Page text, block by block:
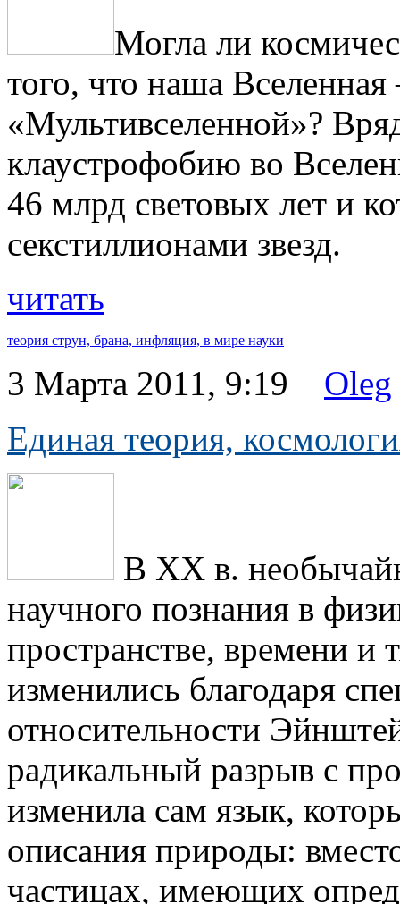
Могла ли
того, что наша
«Мультивселенной»?
клаустрофобию во
46 млрд световых лет и
секстиллионами звезд.
читать
теория струн, брана, инфляция, в мире науки
3 Марта 2011, 9:19 Oleg
Единая теория,
В ХХ в.
научного познания в
пространстве, времени и
изменились благодаря
относительности
радикальный разрыв с
изменила сам язык,
описания природы:
частицах, имеющих